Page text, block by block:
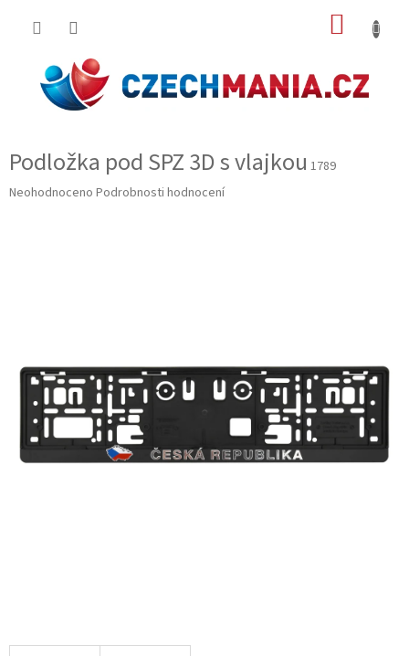
Podložka pod SPZ 3D s vlajkou 1789
Průměrné
Neohodnoceno Podrobnosti hodnocení